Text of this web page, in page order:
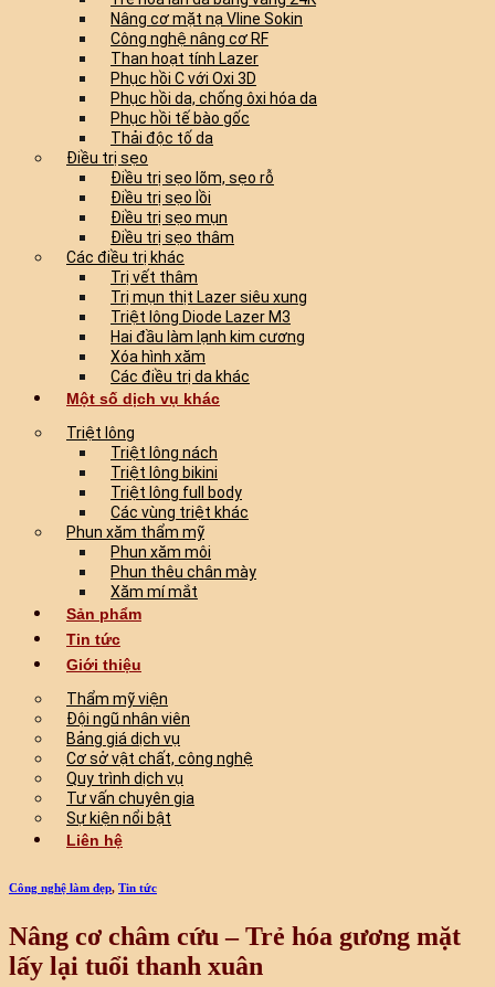
Nâng cơ mặt nạ Vline Sokin
Công nghệ nâng cơ RF
Than hoạt tính Lazer
Phục hồi C với Oxi 3D
Phục hồi da, chống ôxi hóa da
Phục hồi tế bào gốc
Thải độc tố da
Điều trị sẹo
Điều trị sẹo lõm, sẹo rỗ
Điều trị sẹo lồi
Điều trị sẹo mụn
Điều trị sẹo thâm
Các điều trị khác
Trị vết thâm
Trị mụn thịt Lazer siêu xung
Triệt lông Diode Lazer M3
Hai đầu làm lạnh kim cương
Xóa hình xăm
Các điều trị da khác
Một số dịch vụ khác
Triệt lông
Triệt lông nách
Triệt lông bikini
Triệt lông full body
Các vùng triệt khác
Phun xăm thẩm mỹ
Phun xăm môi
Phun thêu chân mày
Xăm mí mắt
Sản phẩm
Tin tức
Giới thiệu
Thẩm mỹ viện
Đội ngũ nhân viên
Bảng giá dịch vụ
Cơ sở vật chất, công nghệ
Quy trình dịch vụ
Tư vấn chuyên gia
Sự kiện nổi bật
Liên hệ
Công nghệ làm đẹp, Tin tức
Nâng cơ châm cứu – Trẻ hóa gương mặt
lấy lại tuổi thanh xuân